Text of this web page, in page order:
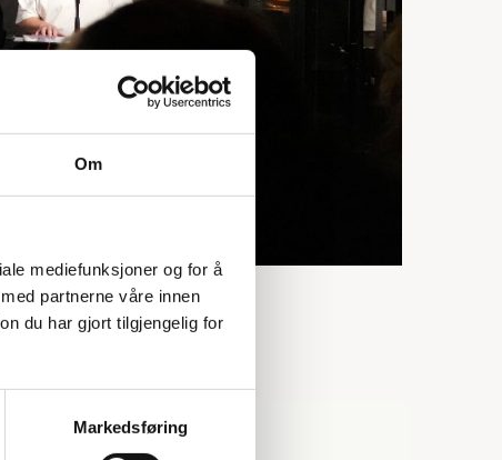
Om
mediefunksjoner og for å
partnerne våre innen
du har gjort tilgjengelig for
Markedsføring